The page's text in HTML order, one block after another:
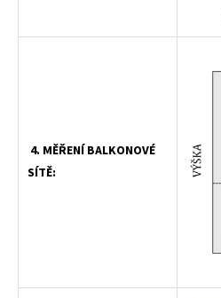
4. MĚŘENÍ BALKONOVÉ
SÍTĚ: